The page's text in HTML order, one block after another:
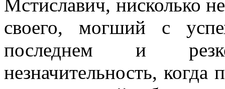
Мстиславич, нисколько
своего, могший с
последнем и
незначительность,